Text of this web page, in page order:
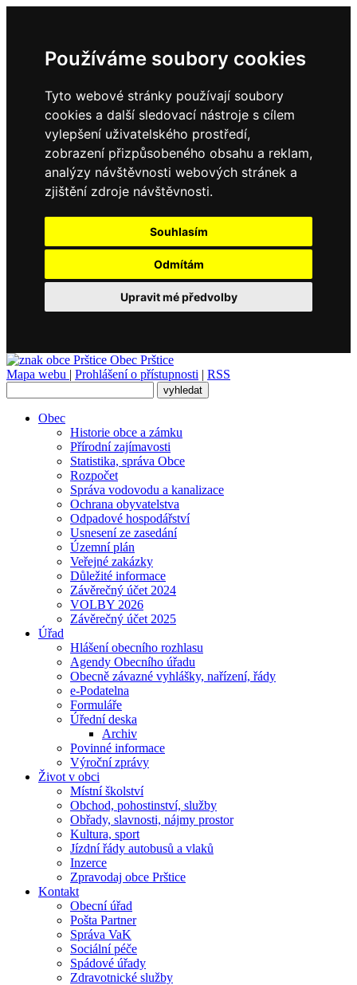
Používáme soubory cookies
Tyto webové stránky používají soubory
cookies a další sledovací nástroje s cílem
vylepšení uživatelského prostředí,
zobrazení přizpůsobeného obsahu a reklam,
analýzy návštěvnosti webových stránek a
zjištění zdroje návštěvnosti.
Souhlasím
Odmítám
Upravit mé předvolby
Obec Prštice
Mapa webu | Prohlášení o přístupnosti | RSS
Obec
Historie obce a zámku
Přírodní zajímavosti
Statistika, správa Obce
Rozpočet
Správa vodovodu a kanalizace
Ochrana obyvatelstva
Odpadové hospodářství
Usnesení ze zasedání
Územní plán
Veřejné zakázky
Důležité informace
Závěrečný účet 2024
VOLBY 2026
Závěrečný účet 2025
Úřad
Hlášení obecního rozhlasu
Agendy Obecního úřadu
Obecně závazné vyhlášky, nařízení, řády
e-Podatelna
Formuláře
Úřední deska
Archiv
Povinné informace
Výroční zprávy
Život v obci
Místní školství
Obchod, pohostinství, služby
Obřady, slavnosti, nájmy prostor
Kultura, sport
Jízdní řády autobusů a vlaků
Inzerce
Zpravodaj obce Prštice
Kontakt
Obecní úřad
Pošta Partner
Správa VaK
Sociální péče
Spádové úřady
Zdravotnické služby